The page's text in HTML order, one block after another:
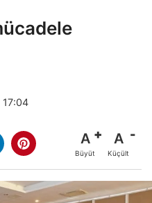
A
Büyüt
A
Küçült